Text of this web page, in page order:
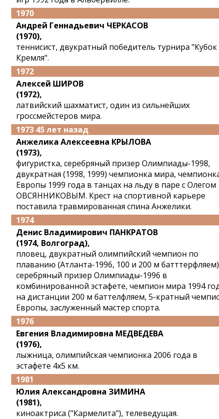
1970
Андрей Геннадьевич ЧЕРКАСОВ
(1970),
теннисист, двукратный победитель турнира "Кубок
Кремля".
1972
Алексей ШИРОВ
(1972),
латвийский шахматист, один из сильнейших
гроссмейстеров мира.
1973 45 лет назад
Анжелика Алексеевна КРЫЛОВА
(1973),
фигуристка, серебряный призер Олимпиады-1998,
двукратная (1998, 1999) чемпионка мира,
Европы 1999 года в танцах на льду в паре с Олегом
ОВСЯННИКОВЫМ. Крест на спортивной карьере
поставила травмированная спина Анжелики.
1974
Денис Владимирович ПАНКРАТОВ
(1974, Волгоград),
пловец, двукратный олимпийский чемпион по
плаванию (Атланта-1996, 100 и 200 м
серебряный призер Олимпиады-1996 в
комбинированной эстафете, чемпион мира 1994
на дистанции 200 м баттелфляем, 5-кратный
Европы, заслуженный мастер спорта.
1976
Евгения Владимировна МЕДВЕДЕВА
(1976),
лыжница, олимпийская чемпионка 2006 года в
эстафете 4x5 км.
1981
Юлия Александровна ЗИМИНА
(1981),
киноактриса ("Кармелита"), телеведущая.